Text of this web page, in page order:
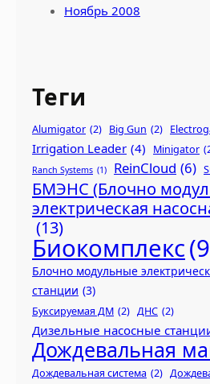
Ноябрь 2008
Теги
Alumigator (2) Big Gun (2)
Irrigation Leader (4) Minigator
Ranch Systems (1) ReinCloud (6)
БМЭНС (Блочно
электрическая
(13)
Биокомплекс
Блочно модульные
станции (3)
Буксируемая ДМ (2) ДНС (2)
Дизельные насосные
Дождевальная
Дождевальная система (2)